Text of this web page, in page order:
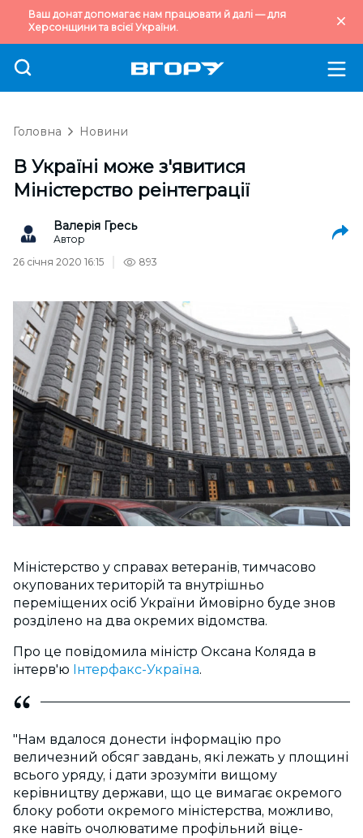
Ваш донат допомагає нам працювати й далі — для
Херсонщини та всієї України.
Головна Новини
В Україні може з'явитися
Міністерство реінтеграції
Валерія Гресь
Автор
26 січня 2020 16:15
893
Міністерство у справах ветеранів, тимчасово
окупованих територій та внутрішньо
переміщених осіб України ймовірно буде знов
розділено на два окремих відомства.
Про це повідомила міністр Оксана Коляда в
інтерв'ю Інтерфакс-Україна.
"Нам вдалося донести інформацію про
величезний обсяг завдань, які лежать у площині
всього уряду, і дати зрозуміти вищому
керівництву держави, що це вимагає окремого
блоку роботи окремого міністерства, можливо,
яке навіть очолюватиме профільний віце-